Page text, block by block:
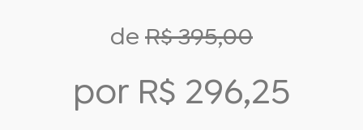
de R$ 395,00
por R$ 296,25